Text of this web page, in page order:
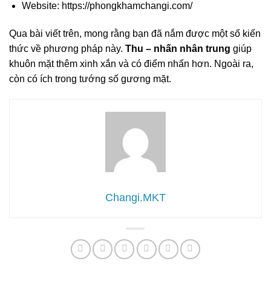
Website: https://phongkhamchangi.com/
Qua bài viết trên, mong rằng bạn đã nắm được một số kiến
thức về phương pháp này. Thu – nhấn nhân trung giúp
khuôn mặt thêm xinh xắn và có điểm nhấn hơn. Ngoài ra,
còn có ích trong tướng số gương mặt.
Changi.MKT